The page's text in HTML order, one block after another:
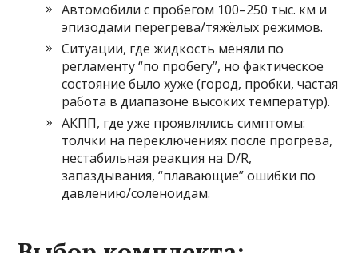
Автомобили с пробегом 100–250 тыс. км и
эпизодами перегрева/тяжёлых режимов.
Ситуации, где жидкость меняли по
регламенту “по пробегу”, но фактическое
состояние было хуже (город, пробки, частая
работа в диапазоне высоких температур).
АКПП, где уже проявлялись симптомы:
толчки на переключениях после прогрева,
нестабильная реакция на D/R,
запаздывания, “плавающие” ошибки по
давлению/соленоидам.